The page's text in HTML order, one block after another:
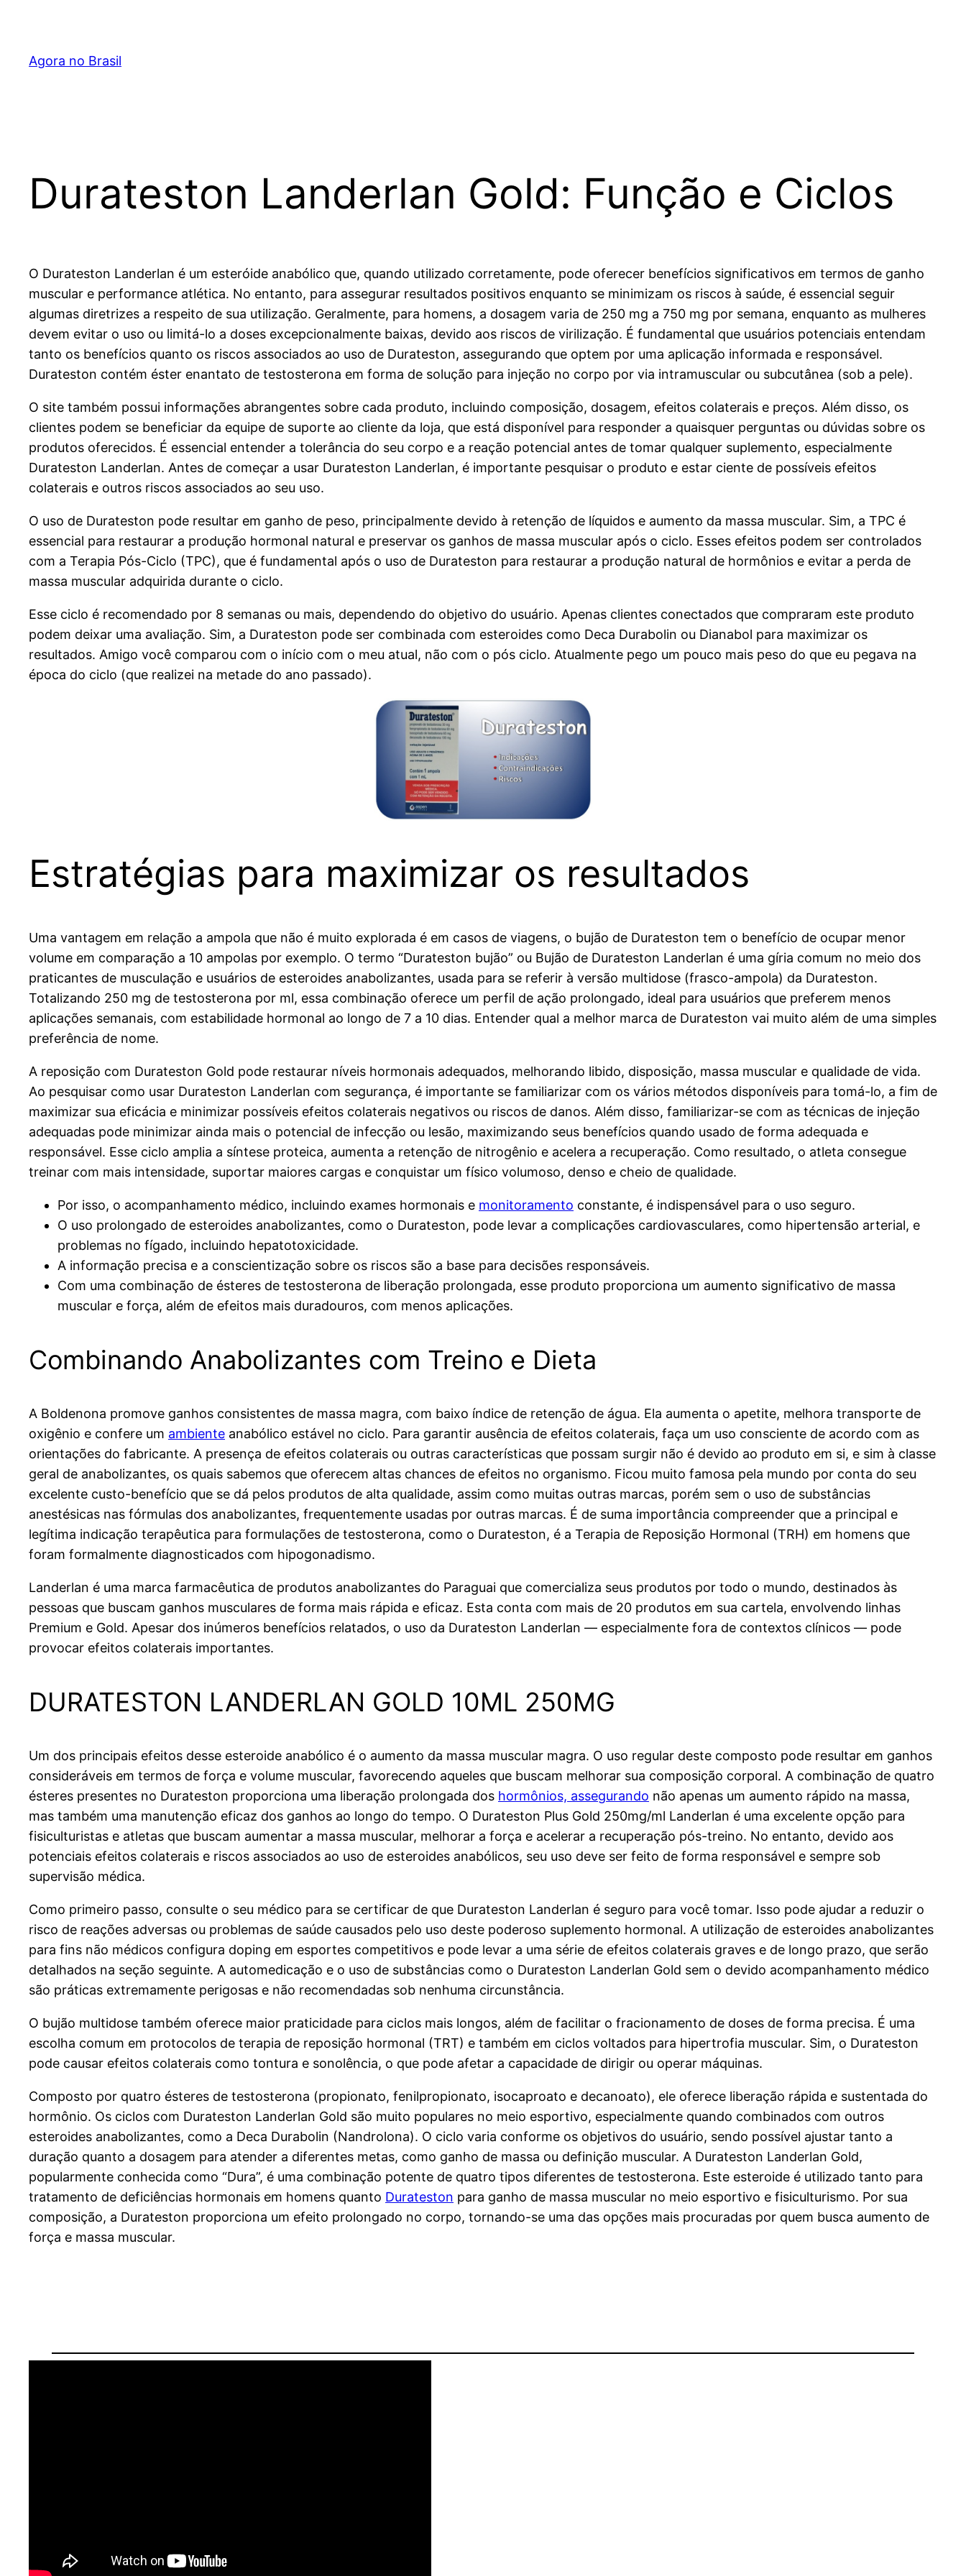
Agora no Brasil
Durateston Landerlan Gold: Função e Ciclos
O Durateston Landerlan é um esteróide anabólico que, quando utilizado corretamente, pode oferecer benefícios significativos em termos de ganho
muscular e performance atlética. No entanto, para assegurar resultados positivos enquanto se minimizam os riscos à saúde, é essencial seguir
algumas diretrizes a respeito de sua utilização. Geralmente, para homens, a dosagem varia de 250 mg a 750 mg por semana, enquanto as mulheres
devem evitar o uso ou limitá-lo a doses excepcionalmente baixas, devido aos riscos de virilização. É fundamental que usuários potenciais entendam
tanto os benefícios quanto os riscos associados ao uso de Durateston, assegurando que optem por uma aplicação informada e responsável.
Durateston contém éster enantato de testosterona em forma de solução para injeção no corpo por via intramuscular ou subcutânea (sob a pele).
O site também possui informações abrangentes sobre cada produto, incluindo composição, dosagem, efeitos colaterais e preços. Além disso, os
clientes podem se beneficiar da equipe de suporte ao cliente da loja, que está disponível para responder a quaisquer perguntas ou dúvidas sobre os
produtos oferecidos. É essencial entender a tolerância do seu corpo e a reação potencial antes de tomar qualquer suplemento, especialmente
Durateston Landerlan. Antes de começar a usar Durateston Landerlan, é importante pesquisar o produto e estar ciente de possíveis efeitos
colaterais e outros riscos associados ao seu uso.
O uso de Durateston pode resultar em ganho de peso, principalmente devido à retenção de líquidos e aumento da massa muscular. Sim, a TPC é
essencial para restaurar a produção hormonal natural e preservar os ganhos de massa muscular após o ciclo. Esses efeitos podem ser controlados
com a Terapia Pós-Ciclo (TPC), que é fundamental após o uso de Durateston para restaurar a produção natural de hormônios e evitar a perda de
massa muscular adquirida durante o ciclo.
Esse ciclo é recomendado por 8 semanas ou mais, dependendo do objetivo do usuário. Apenas clientes conectados que compraram este produto
podem deixar uma avaliação. Sim, a Durateston pode ser combinada com esteroides como Deca Durabolin ou Dianabol para maximizar os
resultados. Amigo você comparou com o início com o meu atual, não com o pós ciclo. Atualmente pego um pouco mais peso do que eu pegava na
época do ciclo (que realizei na metade do ano passado).
Estratégias para maximizar os resultados
Uma vantagem em relação a ampola que não é muito explorada é em casos de viagens, o bujão de Durateston tem o benefício de ocupar menor
volume em comparação a 10 ampolas por exemplo. O termo “Durateston bujão” ou Bujão de Durateston Landerlan é uma gíria comum no meio dos
praticantes de musculação e usuários de esteroides anabolizantes, usada para se referir à versão multidose (frasco-ampola) da Durateston.
Totalizando 250 mg de testosterona por ml, essa combinação oferece um perfil de ação prolongado, ideal para usuários que preferem menos
aplicações semanais, com estabilidade hormonal ao longo de 7 a 10 dias. Entender qual a melhor marca de Durateston vai muito além de uma simples
preferência de nome.
A reposição com Durateston Gold pode restaurar níveis hormonais adequados, melhorando libido, disposição, massa muscular e qualidade de vida.
Ao pesquisar como usar Durateston Landerlan com segurança, é importante se familiarizar com os vários métodos disponíveis para tomá-lo, a fim de
maximizar sua eficácia e minimizar possíveis efeitos colaterais negativos ou riscos de danos. Além disso, familiarizar-se com as técnicas de injeção
adequadas pode minimizar ainda mais o potencial de infecção ou lesão, maximizando seus benefícios quando usado de forma adequada e
responsável. Esse ciclo amplia a síntese proteica, aumenta a retenção de nitrogênio e acelera a recuperação. Como resultado, o atleta consegue
treinar com mais intensidade, suportar maiores cargas e conquistar um físico volumoso, denso e cheio de qualidade.
Por isso, o acompanhamento médico, incluindo exames hormonais e monitoramento constante, é indispensável para o uso seguro.
O uso prolongado de esteroides anabolizantes, como o Durateston, pode levar a complicações cardiovasculares, como hipertensão arterial, e
problemas no fígado, incluindo hepatotoxicidade.
A informação precisa e a conscientização sobre os riscos são a base para decisões responsáveis.
Com uma combinação de ésteres de testosterona de liberação prolongada, esse produto proporciona um aumento significativo de massa
muscular e força, além de efeitos mais duradouros, com menos aplicações.
Combinando Anabolizantes com Treino e Dieta
A Boldenona promove ganhos consistentes de massa magra, com baixo índice de retenção de água. Ela aumenta o apetite, melhora transporte de
oxigênio e confere um ambiente anabólico estável no ciclo. Para garantir ausência de efeitos colaterais, faça um uso consciente de acordo com as
orientações do fabricante. A presença de efeitos colaterais ou outras características que possam surgir não é devido ao produto em si, e sim à classe
geral de anabolizantes, os quais sabemos que oferecem altas chances de efeitos no organismo. Ficou muito famosa pela mundo por conta do seu
excelente custo-benefício que se dá pelos produtos de alta qualidade, assim como muitas outras marcas, porém sem o uso de substâncias
anestésicas nas fórmulas dos anabolizantes, frequentemente usadas por outras marcas. É de suma importância compreender que a principal e
legítima indicação terapêutica para formulações de testosterona, como o Durateston, é a Terapia de Reposição Hormonal (TRH) em homens que
foram formalmente diagnosticados com hipogonadismo.
Landerlan é uma marca farmacêutica de produtos anabolizantes do Paraguai que comercializa seus produtos por todo o mundo, destinados às
pessoas que buscam ganhos musculares de forma mais rápida e eficaz. Esta conta com mais de 20 produtos em sua cartela, envolvendo linhas
Premium e Gold. Apesar dos inúmeros benefícios relatados, o uso da Durateston Landerlan — especialmente fora de contextos clínicos — pode
provocar efeitos colaterais importantes.
DURATESTON LANDERLAN GOLD 10ML 250MG
Um dos principais efeitos desse esteroide anabólico é o aumento da massa muscular magra. O uso regular deste composto pode resultar em ganhos
consideráveis em termos de força e volume muscular, favorecendo aqueles que buscam melhorar sua composição corporal. A combinação de quatro
ésteres presentes no Durateston proporciona uma liberação prolongada dos hormônios, assegurando não apenas um aumento rápido na massa,
mas também uma manutenção eficaz dos ganhos ao longo do tempo. O Durateston Plus Gold 250mg/ml Landerlan é uma excelente opção para
fisiculturistas e atletas que buscam aumentar a massa muscular, melhorar a força e acelerar a recuperação pós-treino. No entanto, devido aos
potenciais efeitos colaterais e riscos associados ao uso de esteroides anabólicos, seu uso deve ser feito de forma responsável e sempre sob
supervisão médica.
Como primeiro passo, consulte o seu médico para se certificar de que Durateston Landerlan é seguro para você tomar. Isso pode ajudar a reduzir o
risco de reações adversas ou problemas de saúde causados pelo uso deste poderoso suplemento hormonal. A utilização de esteroides anabolizantes
para fins não médicos configura doping em esportes competitivos e pode levar a uma série de efeitos colaterais graves e de longo prazo, que serão
detalhados na seção seguinte. A automedicação e o uso de substâncias como o Durateston Landerlan Gold sem o devido acompanhamento médico
são práticas extremamente perigosas e não recomendadas sob nenhuma circunstância.
O bujão multidose também oferece maior praticidade para ciclos mais longos, além de facilitar o fracionamento de doses de forma precisa. É uma
escolha comum em protocolos de terapia de reposição hormonal (TRT) e também em ciclos voltados para hipertrofia muscular. Sim, o Durateston
pode causar efeitos colaterais como tontura e sonolência, o que pode afetar a capacidade de dirigir ou operar máquinas.
Composto por quatro ésteres de testosterona (propionato, fenilpropionato, isocaproato e decanoato), ele oferece liberação rápida e sustentada do
hormônio. Os ciclos com Durateston Landerlan Gold são muito populares no meio esportivo, especialmente quando combinados com outros
esteroides anabolizantes, como a Deca Durabolin (Nandrolona). O ciclo varia conforme os objetivos do usuário, sendo possível ajustar tanto a
duração quanto a dosagem para atender a diferentes metas, como ganho de massa ou definição muscular. A Durateston Landerlan Gold,
popularmente conhecida como “Dura”, é uma combinação potente de quatro tipos diferentes de testosterona. Este esteroide é utilizado tanto para
tratamento de deficiências hormonais em homens quanto Durateston para ganho de massa muscular no meio esportivo e fisiculturismo. Por sua
composição, a Durateston proporciona um efeito prolongado no corpo, tornando-se uma das opções mais procuradas por quem busca aumento de
força e massa muscular.